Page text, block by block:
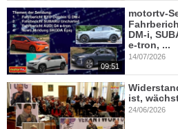
09:51
motortv-
DM-i,
e-tron, ...
14/07/2026
ist,
24/06/2026